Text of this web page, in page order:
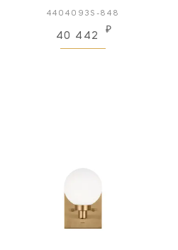
4404093S-848
40 442
₽